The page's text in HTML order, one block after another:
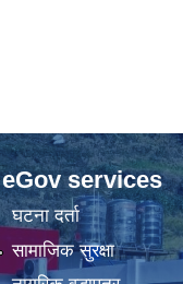
eGov services
घटना दर्ता
सामाजिक सुरक्षा